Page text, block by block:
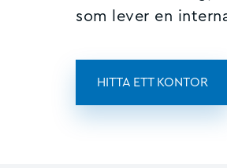
som lever en
HITTA ETT KONTOR